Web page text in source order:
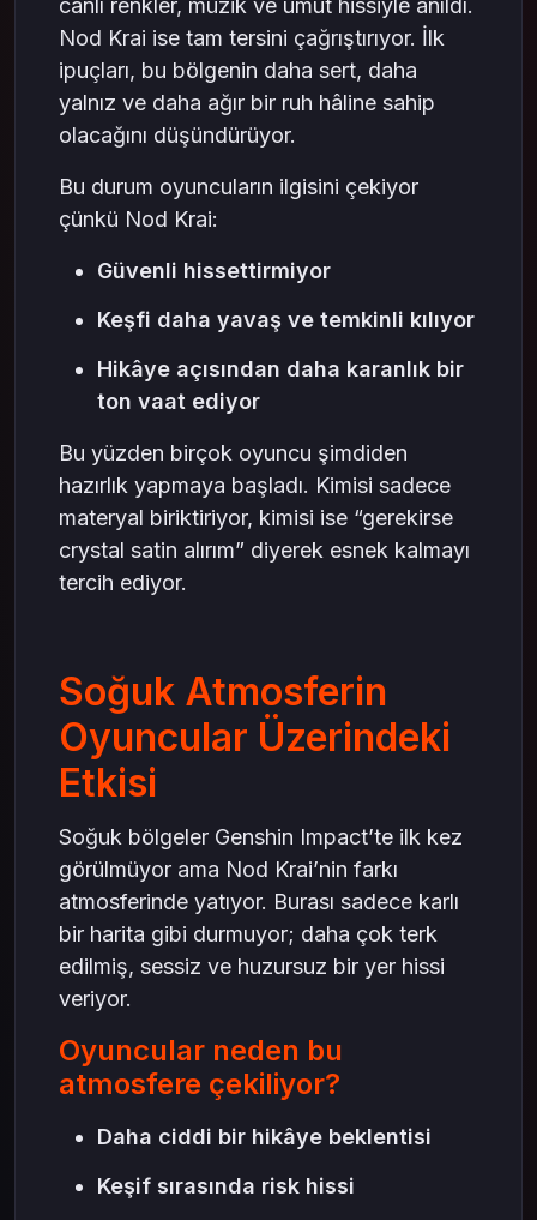
Nod Krai ise tam tersini çağrıştırıyor. İlk
ipuçları, bu bölgenin daha sert, daha
yalnız ve daha ağır bir ruh hâline sahip
olacağını düşündürüyor.
Bu durum oyuncuların ilgisini çekiyor
çünkü Nod Krai:
Güvenli hissettirmiyor
Keşfi daha yavaş ve temkinli kılıyor
Hikâye açısından daha karanlık bir
ton vaat ediyor
Bu yüzden birçok oyuncu şimdiden
hazırlık yapmaya başladı. Kimisi sadece
materyal biriktiriyor, kimisi ise “gerekirse
crystal satin alırım” diyerek esnek kalmayı
tercih ediyor.
Soğuk Atmosferin
Oyuncular Üzerindeki
Etkisi
Soğuk bölgeler Genshin Impact’te ilk kez
görülmüyor ama Nod Krai’nin farkı
atmosferinde yatıyor. Burası sadece karlı
bir harita gibi durmuyor; daha çok terk
edilmiş, sessiz ve huzursuz bir yer hissi
veriyor.
Oyuncular neden bu
atmosfere çekiliyor?
Daha ciddi bir hikâye beklentisi
Keşif sırasında risk hissi